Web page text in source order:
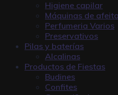
Higiene capilar
Máquinas de
Perfumeria Varios
Preservativos
Pilas y baterías
Alcalinas
Productos de Fiestas
Budines
Confites